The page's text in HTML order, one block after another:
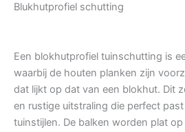
Blukhutprofiel schutting
Een blokhutprofiel tuinschutting is
waarbij de houten planken zijn
dat lijkt op dat van een blokhut. Dit
en rustige uitstraling die perfect
tuinstijlen. De balken worden plat